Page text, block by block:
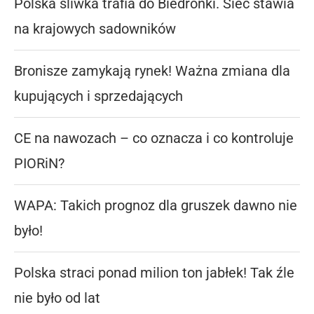
Polska śliwka trafia do Biedronki. Sieć stawia
na krajowych sadowników
Bronisze zamykają rynek! Ważna zmiana dla
kupujących i sprzedających
CE na nawozach – co oznacza i co kontroluje
PIORiN?
WAPA: Takich prognoz dla gruszek dawno nie
było!
Polska straci ponad milion ton jabłek! Tak źle
nie było od lat